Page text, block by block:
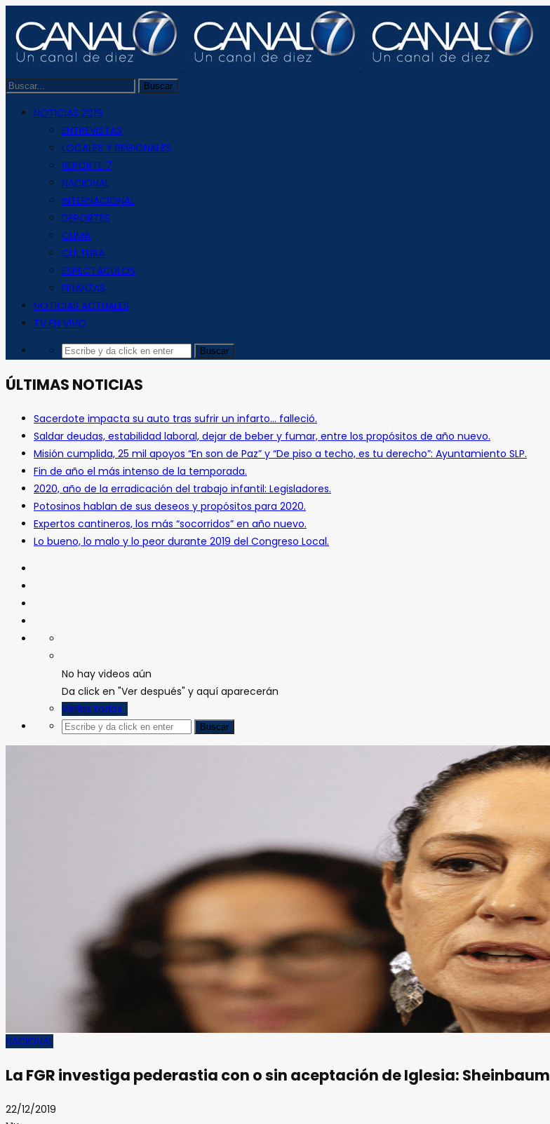
NOTICIAS 2019
ENTREVISTAS
LOCALES Y REGIONALES
REPORTE 7
NACIONAL
INTERNACIONAL
DEPORTES
CLIMA
CULTURA
ESPECTACULOS
FINANZAS
NOTICIAS ACTUALES
TV EN VIVO
ÚLTIMAS NOTICIAS
Sacerdote impacta su auto tras sufrir un infarto… falleció.
Saldar deudas, estabilidad laboral, dejar de beber y fumar, entre los propósitos de año nuevo.
Misión cumplida, 25 mil apoyos “En son de Paz” y “De piso a techo, es tu derecho”: Ayuntamiento SLP.
Fin de año el más intenso de la temporada.
2020, año de la erradicación del trabajo infantil: Legisladores.
Potosinos hablan de sus deseos y propósitos para 2020.
Expertos cantineros, los más “socorridos” en año nuevo.
Lo bueno, lo malo y lo peor durante 2019 del Congreso Local.
No hay videos aún
Da click en "Ver después" y aquí aparecerán
Verlos todos
NACIONAL
La FGR investiga pederastia con o sin aceptación de Iglesia: Sheinbaum
22/12/2019